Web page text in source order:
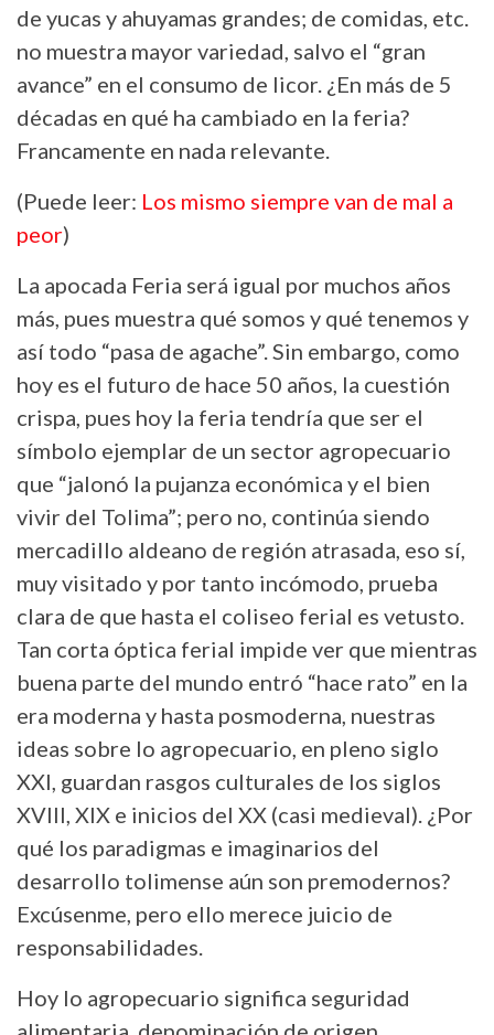
de yucas y ahuyamas grandes; de comidas, etc.
no muestra mayor variedad, salvo el “gran
avance” en el consumo de licor. ¿En más de 5
décadas en qué ha cambiado en la feria?
Francamente en nada relevante.
(Puede leer: Los mismo siempre van de mal a
peor)
La apocada Feria será igual por muchos años
más, pues muestra qué somos y qué tenemos y
así todo “pasa de agache”. Sin embargo, como
hoy es el futuro de hace 50 años, la cuestión
crispa, pues hoy la feria tendría que ser el
símbolo ejemplar de un sector agropecuario
que “jalonó la pujanza económica y el bien
vivir del Tolima”; pero no, continúa siendo
mercadillo aldeano de región atrasada, eso sí,
muy visitado y por tanto incómodo, prueba
clara de que hasta el coliseo ferial es vetusto.
Tan corta óptica ferial impide ver que mientras
buena parte del mundo entró “hace rato” en la
era moderna y hasta posmoderna, nuestras
ideas sobre lo agropecuario, en pleno siglo
XXI, guardan rasgos culturales de los siglos
XVIII, XIX e inicios del XX (casi medieval). ¿Por
qué los paradigmas e imaginarios del
desarrollo tolimense aún son premodernos?
Excúsenme, pero ello merece juicio de
responsabilidades.
Hoy lo agropecuario significa seguridad